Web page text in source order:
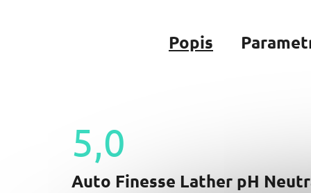
Popis
5,0
Průměrné
hodnocení
produktu
Auto Finesse Lather pH